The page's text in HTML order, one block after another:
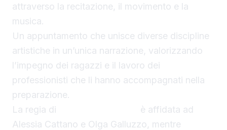
attraverso la recitazione, il movimento e la
musica.
Un appuntamento che unisce diverse discipline
artistiche in un’unica narrazione, valorizzando
l’impegno dei ragazzi e il lavoro dei
professionisti che li hanno accompagnati nella
preparazione.
La regia di
è affidata ad
Alessia Cattano e Olga Galluzzo, mentre